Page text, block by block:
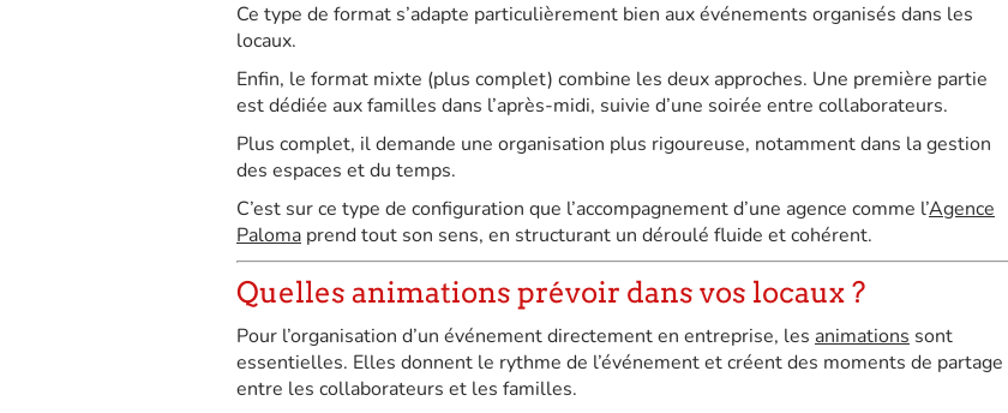
Ce type de format s’adapte particulièrement bien aux événements organisés dans les
locaux.
Enfin, le format mixte (plus complet) combine les deux approches. Une première partie
est dédiée aux familles dans l’après-midi, suivie d’une soirée entre collaborateurs.
Plus complet, il demande une organisation plus rigoureuse, notamment dans la gestion
des espaces et du temps.
C’est sur ce type de configuration que l’accompagnement d’une agence comme l’Agence
Paloma prend tout son sens, en structurant un déroulé fluide et cohérent.
Quelles animations prévoir dans vos locaux ?
Pour l’organisation d’un événement directement en entreprise, les animations sont
essentielles. Elles donnent le rythme de l’événement et créent des moments de partage
entre les collaborateurs et les familles.